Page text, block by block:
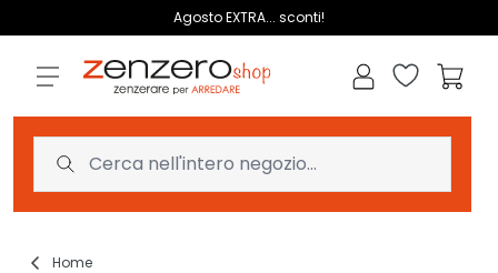
Agosto EXTRA... sconti!
Lista dei
Home